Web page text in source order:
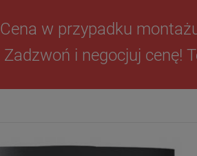
Cena w przypadku
Zadzwoń i negocjuj cenę!